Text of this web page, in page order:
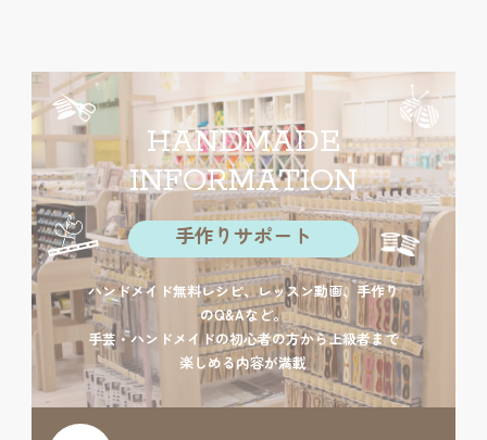
HANDMADE
INFORMATION
手作りサポート
ハンドメイド無料レシピ、レッスン動画、手作り
のQ&Aなど。
手芸・ハンドメイドの初心者の方から上級者まで
楽しめる内容が満載